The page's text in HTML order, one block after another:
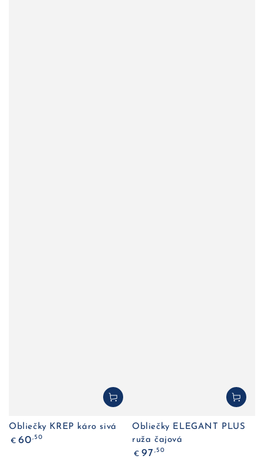
Obliečky KREP káro sivá
Bežná
€ 60,50
Obliečky ELEGANT PLUS
ruža čajová
Bežná
€ 97,50